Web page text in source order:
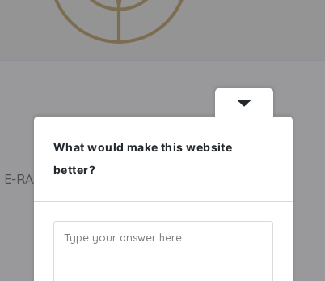
E-RAAMAT
What would make this website
better?